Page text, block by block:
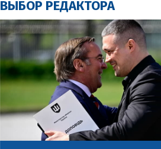
ВЫБОР РЕДАКТОРА